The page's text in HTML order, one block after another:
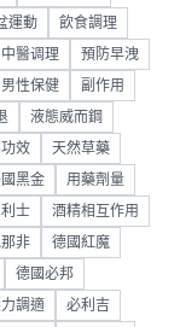
運動 飲食調理
中醫调理 預防早洩
男性保健 副作用
液態威而鋼
效 天然草藥
黑金 用藥劑量
士 酒精相互作用
非 德國紅魔
德國必邦
調適 必利吉